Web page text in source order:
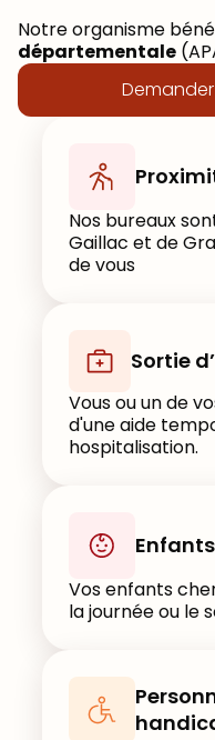
Notre organisme
départementale
Nos bureaux
Gaillac et de
de vous
Sortie
Vous ou un de
d'une aide
hospitalisation.
Enfants
Vos enfants
la journée ou le